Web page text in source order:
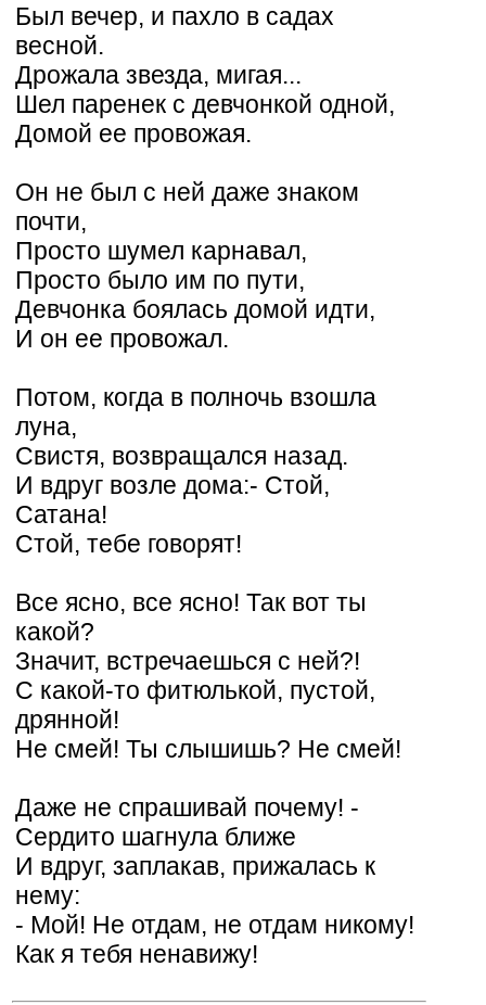
Был вечер, и пахло в садах
весной.
Дрожала звезда, мигая...
Шел паренек с девчонкой одной,
Домой ее провожая.
Он не был с ней даже знаком
почти,
Просто шумел карнавал,
Просто было им по пути,
Девчонка боялась домой идти,
И он ее провожал.
Потом, когда в полночь взошла
луна,
Свистя, возвращался назад.
И вдруг возле дома:- Стой,
Сатана!
Стой, тебе говорят!
Все ясно, все ясно! Так вот ты
какой?
Значит, встречаешься с ней?!
С какой-то фитюлькой, пустой,
дрянной!
Не смей! Ты слышишь? Не смей!
Даже не спрашивай почему! -
Сердито шагнула ближе
И вдруг, заплакав, прижалась к
нему:
- Мой! Не отдам, не отдам никому!
Как я тебя ненавижу!